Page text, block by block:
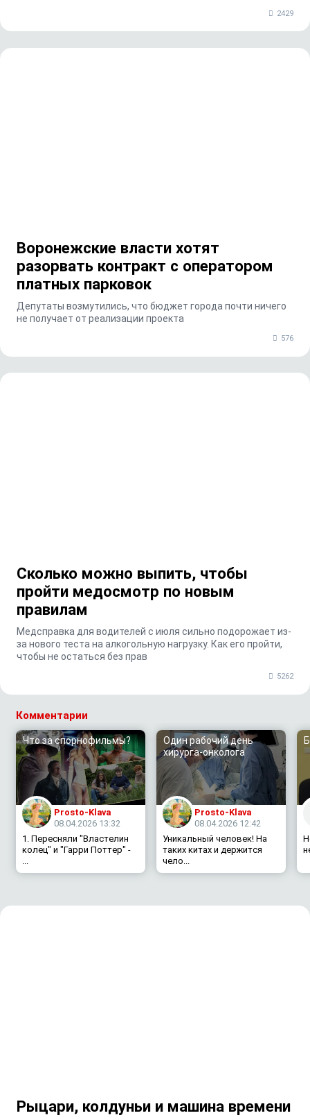
2429
Воронежские власти хотят
разорвать контракт с оператором
платных парковок
Депутаты возмутились, что бюджет города почти ничего
не получает от реализации проекта
576
Сколько можно выпить, чтобы
пройти медосмотр по новым
правилам
Медсправка для водителей с июля сильно подорожает из-
за нового теста на алкогольную нагрузку. Как его пройти,
чтобы не остаться без прав
5262
Комментарии
Что за спорнофильмы?
Prosto-Klava
08.04.2026 13:32
1. Пересняли "Властелин
колец" и "Гарри Поттер" -
...
Один рабочий день
хирурга-онколога
Prosto-Klava
08.04.2026 12:42
Уникальный человек! На
таких китах и держится
чело...
Рыцари, колдуньи и машина времени